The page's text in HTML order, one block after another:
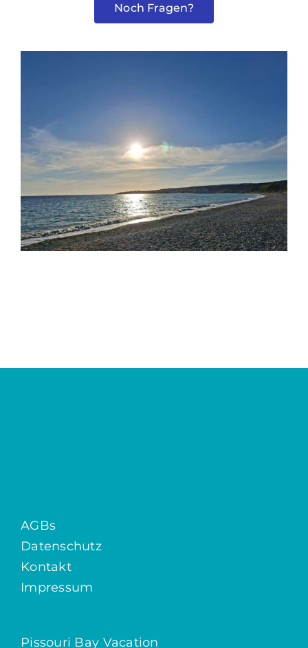
Noch Fragen?
AGBs
Datenschutz
Kontakt
Impressum
Pissouri Bay Vacation